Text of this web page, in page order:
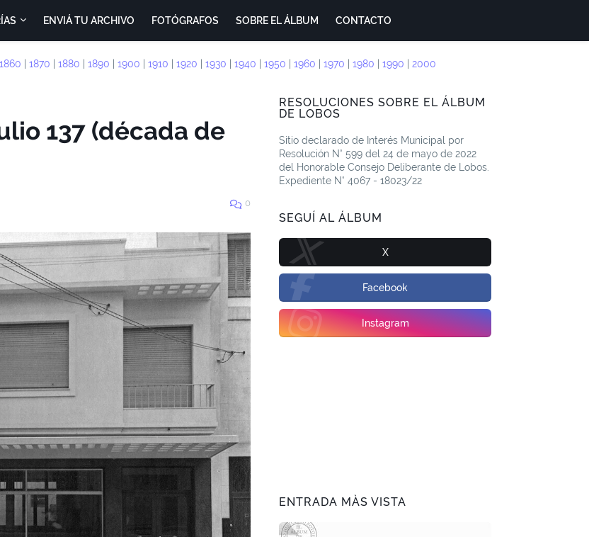
ENVIÁ TU ARCHIVO FOTÓGRAFOS SOBRE EL ÁLBUM CONTACTO
1860 1870 1880 1890 1900 1910 1920 1930 1940 1950 1960 1970 1980 1990 2000
137 (década de
0
RESOLUCIONES SOBRE EL ÁLBUM
DE LOBOS
Sitio declarado de Interés Municipal por
Resolución N° 599 del 24 de mayo de 2022
del Honorable Consejo Deliberante de Lobos.
Expediente N° 4067 - 18023/22
SEGUÍ AL ÁLBUM
X
Facebook
Instagram
ENTRADA MÀS VISTA